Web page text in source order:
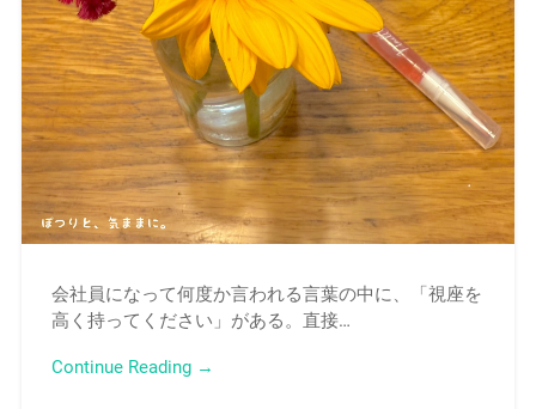
会社員になって何度か言われる言葉の中に、「視座を
高く持ってください」がある。直接…
Continue Reading →